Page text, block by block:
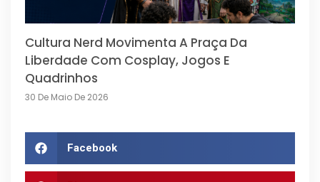
Cultura Nerd Movimenta A Praça Da
Liberdade Com Cosplay, Jogos E
Quadrinhos
30 De Maio De 2026
Facebook